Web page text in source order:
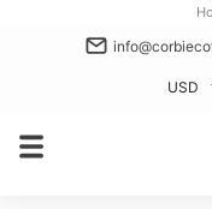
USD